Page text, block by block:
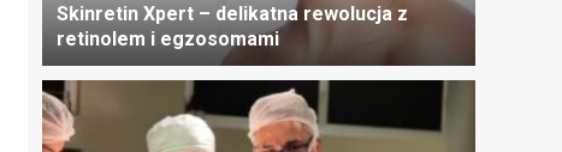
Skinretin Xpert – delikatna rewolucja z
retinolem i egzosomami